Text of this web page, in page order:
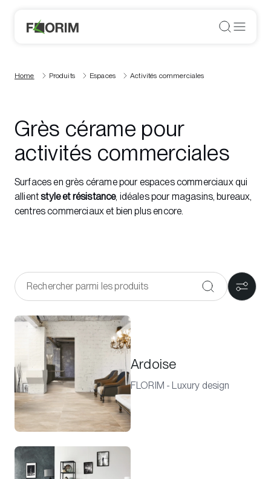
Home Produits Espaces Activités commerciales
Grès cérame pour
activités commerciales
Surfaces en grès cérame pour espaces commerciaux qui
allientstyle et résistance, idéales pour magasins, bureaux,
centres commerciaux et bien plus encore.
Ardoise
FLORIM - Luxury design